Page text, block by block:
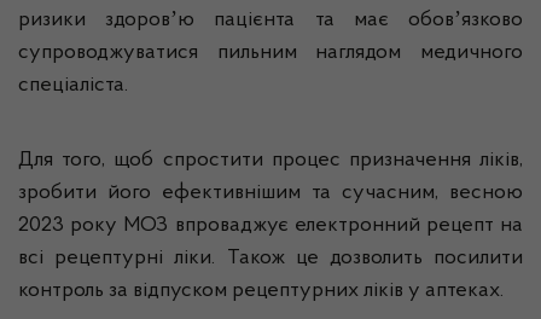
ризики здоровʼю пацієнта та має обовʼязково
супроводжуватися пильним наглядом медичного
спеціаліста.
Для того, щоб спростити процес призначення ліків,
зробити його ефективнішим та сучасним, весною
2023 року МОЗ впроваджує електронний рецепт на
всі рецептурні ліки. Також це дозволить посилити
контроль за відпуском рецептурних ліків у аптеках.